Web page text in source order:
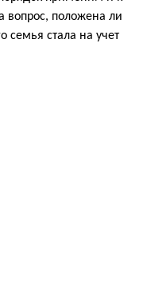
вопрос, положена ли
семья стала на учет